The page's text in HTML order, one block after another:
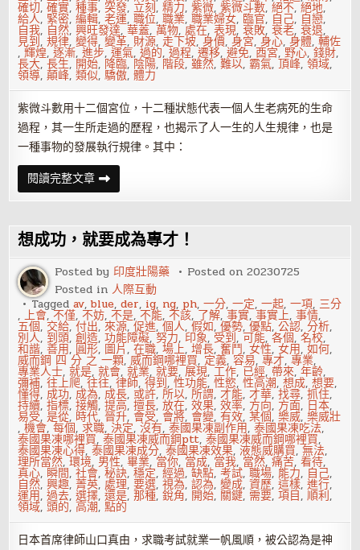
確切,確實,種事,突發,立刻,精力,紫微,紫微斗數,絕不,絕地,
給人, 緊密,編輯,老運,職位,職業,職業婦女, 臨官, 自己, 自戀,
自我, 自然,興旺發達,華蓋,萬物,處在,表現,衰敗,衰老,衰退,
見到,規律,變得,變革, 財源,走下坡,身價,身宮,身心,身體,輔佐
,輝煌,逐漸,進步,運氣,過的,過程,遷移,避免,酉宮,野心,錢財,
長大,長生, 開始, 降臨, 陰陽, 階段,雖然,難以,霸氣,頂峰,領域,
領導,顛峰,類似,驕傲,體力
紫微斗數用十二個宮位，十二種狀態代表一個人生老病死的生命
過程，其一生所走過的歷程，也揭示了人一生的人生規律，也是
一種事物的發展執行規律。其中：
閱讀完整文章紫
微
斗
十
二
長
生
神
——
帝
旺
想成功，就要成為專才！
Posted by 印度壯陽藥 Posted on20230725
Posted in人際互動
Taggedav,blue,der, ig, ng, ph,一分,一定,一起,一項, 三分
,上會,不僅,不妨,不是,不能,不該, 了解,事實,事實上,事情,
五個, 交給,付出,來源,促進,個人,假如,優勢,優點,公認,分析,
別人, 到頭,創造,功能障礙,努力, 印象, 受到,可能,各個,名校,
和諧,善用, 圓形, 圖片,在職,場上,增長,奮鬥,女性,女用,如何,
威而鋼 四 分 之 一顆,威而鋼哪裡買, 定義,容易,專才,專業,
專業人士,就是,就會,就業,就要,展現,工作, 已經,帶來,年齡,
彌補,往上爬,往往,律師,得到,性功能,性慾,性高潮,想成,想要,
懂得, 成功, 成為, 成長, 或許,所以,所謂,才能,才華,找尋,抓住,
持續,指標,接觸,提高,擅長,放在,效果,效率, 方向, 方面, 日本,
易受,是從, 時代,晉升, 會受, 會將, 會變,有效,某個,樂威,樂威壯
,機會,每個,求職,決定,沒有,泰國果凍副作用,泰國果凍吃法,
泰國果凍哪裡買,泰國果凍威而鋼ptt,泰國果凍威而鋼哪裡買,
泰國果凍心得,泰國果凍成分,泰國果凍效果,液態威購買,無法,
理所當然,環境, 男性,畢業, 當你, 當成, 當我, 當然,痛苦,看待,
真心, 瞬間,社會,秘訣,穩定,經過,缺點,考試,職場,能力, 自己,
自然,興趣,菁英, 處理,要選,視為,認為,變成,資歷,這樣,進行,
運用,過去,選擇,還是,那種,銳角, 開始, 關鍵, 需要,項目,順利,
領域,頭的,高潮,點的
日本首席律師山口真由，求職考試就業一帆風順，被公認為是神